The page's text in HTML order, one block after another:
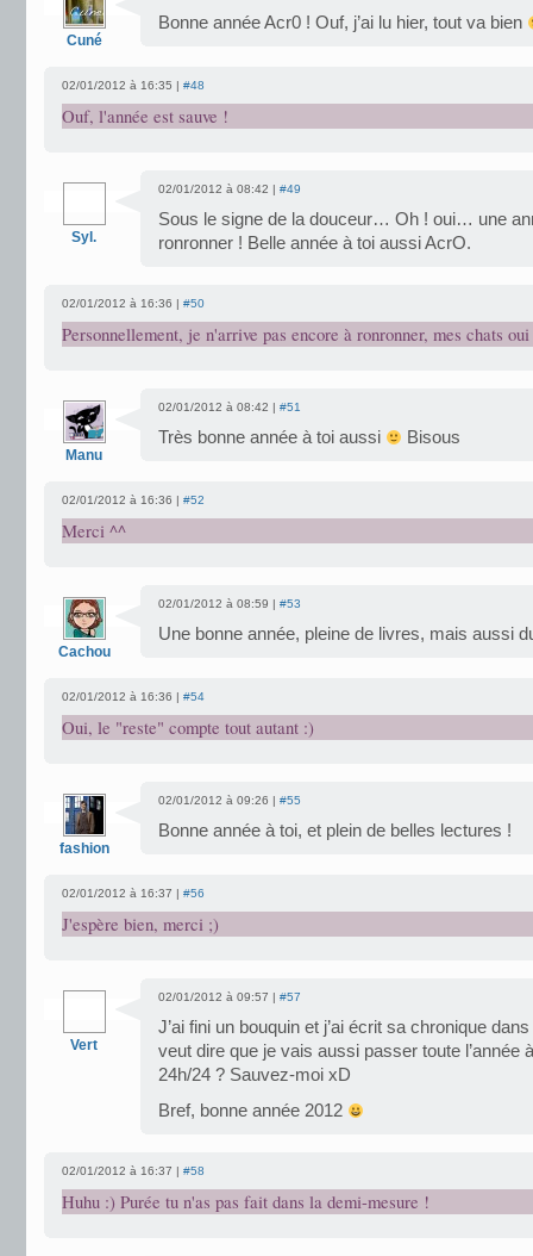
Cuné
Bonne année Acr0 ! Ouf, j’ai lu hier, tout va bien
02/01/2012 à 16:35 | #48
Ouf, l'année est sauve !
Syl.
02/01/2012 à 08:42 | #49
Sous le signe de la douceur… Oh ! oui… une
ronronner ! Belle année à toi aussi AcrO.
02/01/2012 à 16:36 | #50
Personnellement, je n'arrive pas encore à ronronner, mes chats
Manu
02/01/2012 à 08:42 | #51
Très bonne année à toi aussi Bisous
02/01/2012 à 16:36 | #52
Merci ^^
Cachou
02/01/2012 à 08:59 | #53
Une bonne année, pleine de livres, mais aussi
02/01/2012 à 16:36 | #54
Oui, le "reste" compte tout autant :)
fashion
02/01/2012 à 09:26 | #55
Bonne année à toi, et plein de belles lectures !
02/01/2012 à 16:37 | #56
J'espère bien, merci ;)
Vert
02/01/2012 à 09:57 | #57
J’ai fini un bouquin et j’ai écrit sa chronique
veut dire que je vais aussi passer toute l’année
24h/24 ? Sauvez-moi xD
Bref, bonne année 2012
02/01/2012 à 16:37 | #58
Huhu :) Purée tu n'as pas fait dans la demi-mesure !